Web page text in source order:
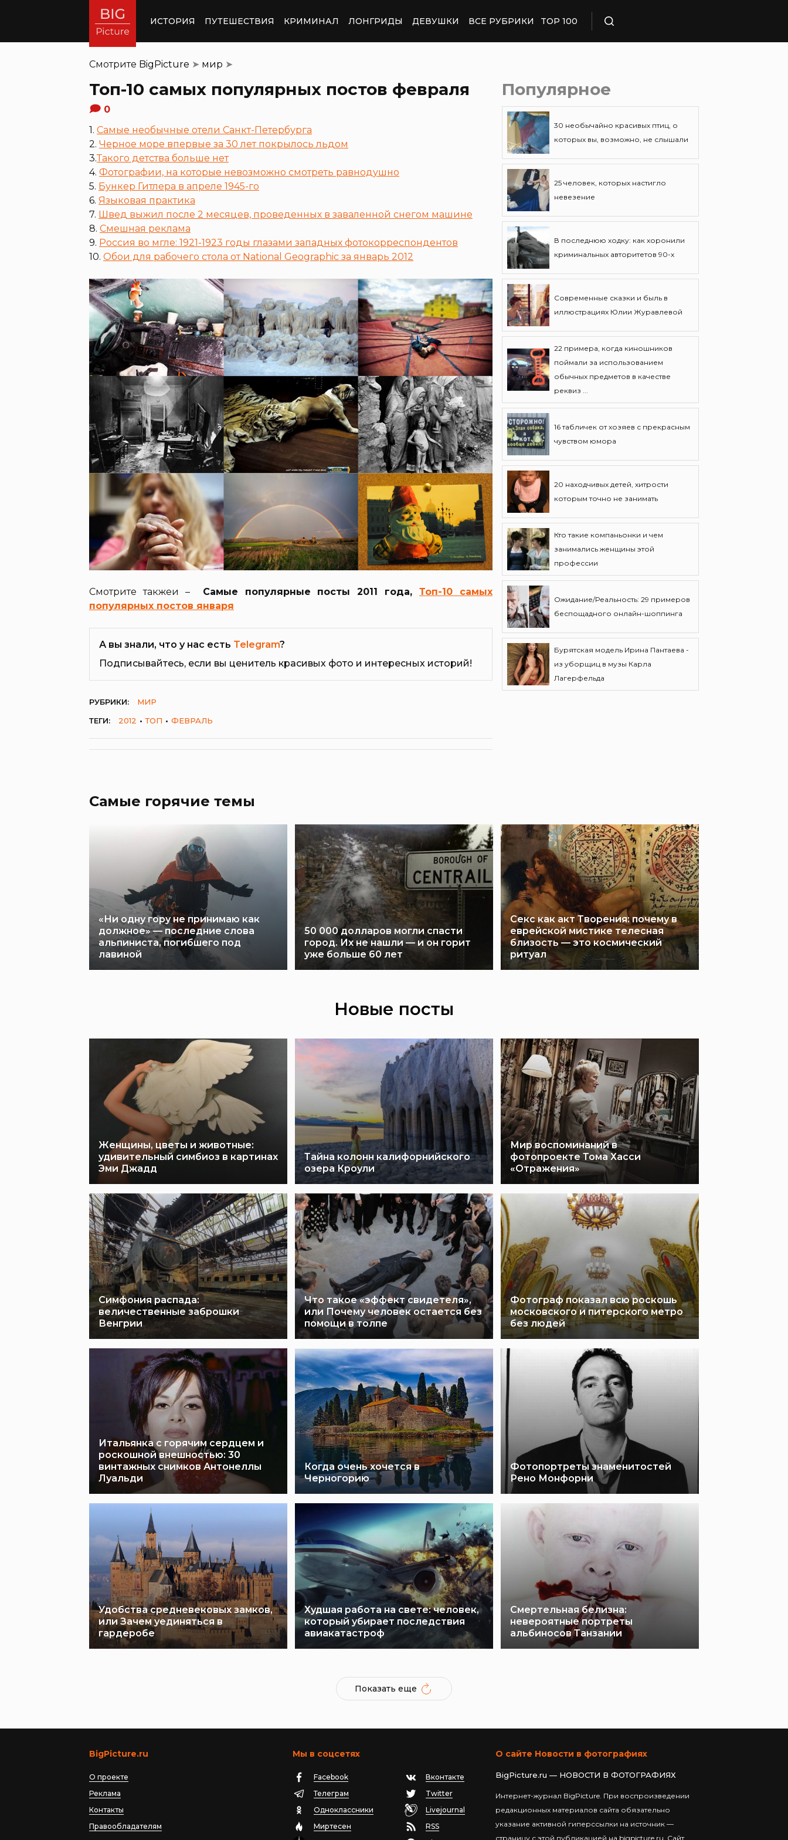
ИСТОРИЯ ПУТЕШЕСТВИЯ КРИМИНАЛ ЛОНГРИДЫ ДЕВУШКИ ВСЕ РУБРИКИ TOP 100
Смотрите BigPicture ➤ мир ➤
Топ-10 самых популярных постов февраля
0
1. Самые необычные отели Санкт-Петербурга
2. Черное море впервые за 30 лет покрылось льдом
3.Такого детства больше нет
4. Фотографии, на которые невозможно смотреть равнодушно
5. Бункер Гитлера в апреле 1945-го
6. Языковая практика
7. Швед выжил после 2 месяцев, проведенных в заваленной снегом машине
8. Смешная реклама
9. Россия во мгле: 1921-1923 годы глазами западных фотокорреспондентов
10. Обои для рабочего стола от National Geographic за январь 2012
Смотрите такжеи – Самые популярные посты 2011 года,Топ-10 самых
популярных постов января
А вы знали, что у нас есть Telegram?
Подписывайтесь, если вы ценитель красивых фото и интересных историй!
РУБРИКИ:
МИР
ТЕГИ:
2012 ТОП ФЕВРАЛЬ
Популярное
30 необычайно красивых птиц, о
которых вы, возможно, не слышали
25 человек, которых настигло
невезение
В последнюю ходку: как хоронили
криминальных авторитетов 90-х
Современные сказки и быль в
иллюстрациях Юлии Журавлевой
22 примера, когда киношников
поймали за использованием
обычных предметов в качестве
реквиз ...
16 табличек от хозяев с прекрасным
чувством юмора
20 находчивых детей, хитрости
которым точно не занимать
Кто такие компаньонки и чем
занимались женщины этой
профессии
Ожидание/Реальность: 29 примеров
беспощадного онлайн-шоппинга
Бурятская модель Ирина Пантаева -
из уборщиц в музы Карла
Лагерфельда
Самые горячие темы
«Ни одну гору не принимаю как
должное» — последние слова
альпиниста, погибшего под
лавиной
50 000 долларов могли спасти
город. Их не нашли — и он горит
уже больше 60 лет
Секс как акт Творения: почему в
еврейской мистике телесная
близость — это космический
ритуал
Новые посты
Женщины, цветы и животные:
удивительный симбиоз в картинах
Эми Джадд
Тайна колонн калифорнийского
озера Кроули
Мир воспоминаний в
фотопроекте Тома Хасси
«Отражения»
Симфония распада:
величественные заброшки
Венгрии
Что такое «эффект свидетеля»,
или Почему человек остается без
помощи в толпе
Фотограф показал всю роскошь
московского и питерского метро
без людей
Итальянка с горячим сердцем и
роскошной внешностью: 30
винтажных снимков Антонеллы
Луальди
Когда очень хочется в
Черногорию
Фотопортреты знаменитостей
Рено Монфорни
Удобства средневековых замков,
или Зачем уединяться в
гардеробе
Худшая работа на свете: человек,
который убирает последствия
авиакатастроф
Смертельная белизна:
невероятные портреты
альбиносов Танзании
Показать еще
BigPicture.ru
О проекте
Реклама
Контакты
Правообладателям
Мы в соцсетях
Facebook
Вконтакте
Телеграм
Twitter
Одноклассники
Livejournal
Миртесен
RSS
О сайте Новости в фотографиях
BigPicture.ru — НОВОСТИ В ФОТОГРАФИЯХ
Интернет-журнал BigPicture. При воспроизведении
редакционных материалов сайта обязательно
указание активной гиперссылки на источник —
страницу с этой публикацией на bigpicture.ru. Сайт